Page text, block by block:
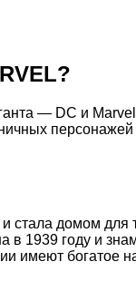
— DC и
стала домом
1939 году и
имеют богатое